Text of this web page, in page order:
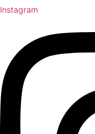
Instagram